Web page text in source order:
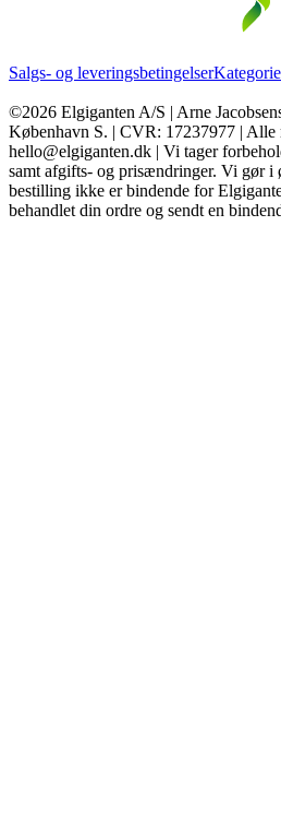
Salgs- og leveringsbetingelser
©2026 Elgiganten A/S | Arne
København S. | CVR: 17237977 | Alle
hello@elgiganten.dk | Vi tager
samt afgifts- og prisændringer. Vi gør i
bestilling ikke er bindende for
behandlet din ordre og sendt en